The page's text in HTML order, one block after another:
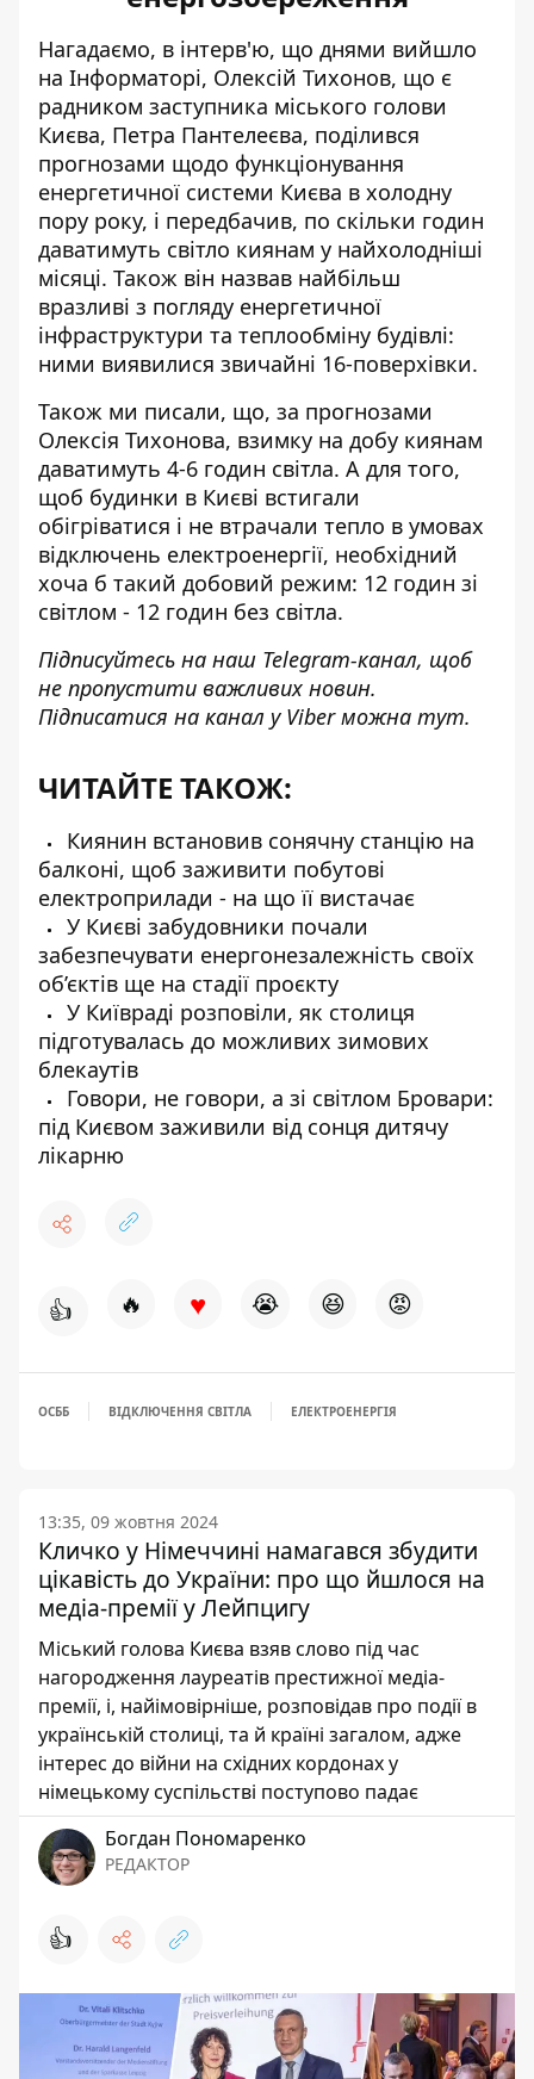
Нагадаємо, в інтерв'ю, що днями вийшло
на Інформаторі, Олексій Тихонов, що є
радником заступника міського голови
Києва, Петра Пантелеєва, поділився
прогнозами щодо функціонування
енергетичної системи Києва в холодну
пору року, і передбачив, по скільки годин
даватимуть світло киянам у найхолодніші
місяці. Також він назвав найбільш
вразливі з погляду енергетичної
інфраструктури та теплообміну будівлі:
ними виявилися звичайні 16-поверхівки.
Також ми писали, що, за прогнозами
Олексія Тихонова, взимку на добу киянам
даватимуть 4-6 годин світла. А для того,
щоб будинки в Києві встигали
обігріватися і не втрачали тепло в умовах
відключень електроенергії, необхідний
хоча б такий добовий режим: 12 годин зі
світлом - 12 годин без світла.
Підписуйтесь на наш Telegram-канал, щоб
не пропустити важливих новин.
Підписатися на канал у Viber можна тут.
ЧИТАЙТЕ ТАКОЖ:
Киянин встановив сонячну станцію на
балконі, щоб заживити побутові
електроприлади - на що її вистачає
У Києві забудовники почали
забезпечувати енергонезалежність своїх
об’єктів ще на стадії проєкту
У Київраді розповіли, як столиця
підготувалась до можливих зимових
блекаутів
Говори, не говори, а зі світлом Бровари:
під Києвом заживили від сонця дитячу
лікарню
👍 🔥 ♥ 😭 😆 😡
ОСББ ВІДКЛЮЧЕННЯ СВІТЛА ЕЛЕКТРОЕНЕРГІЯ
13:35, 09 жовтня 2024
Кличко у Німеччині намагався збудити
цікавість до України: про що йшлося на
медіа-премії у Лейпцигу
Міський голова Києва взяв слово під час
нагородження лауреатів престижної медіа-
премії, і, найімовірніше, розповідав про події в
українській столиці, та й країні загалом, адже
інтерес до війни на східних кордонах у
німецькому суспільстві поступово падає
Богдан Пономаренко
РЕДАКТОР
👍